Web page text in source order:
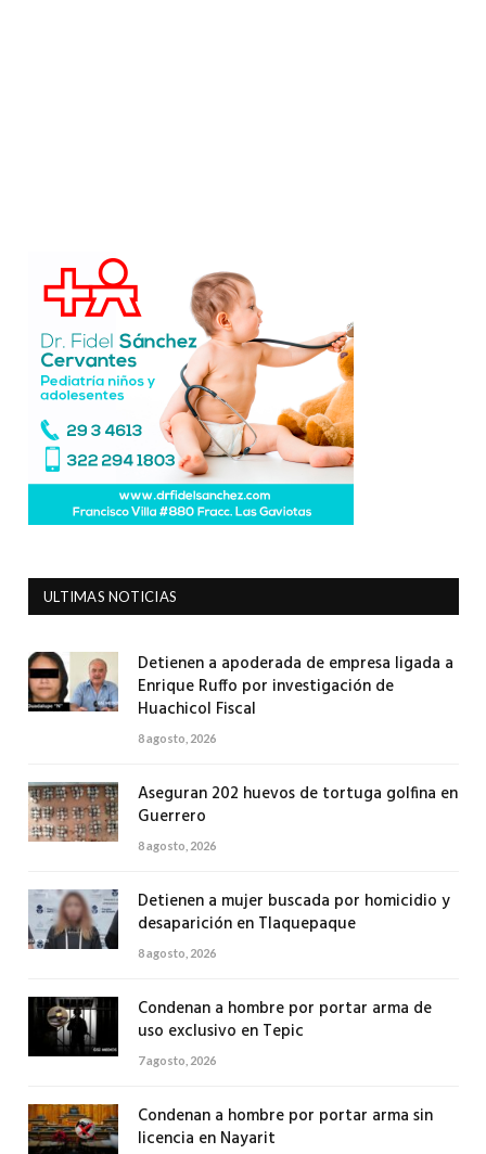
ULTIMAS NOTICIAS
Detienen a apoderada de empresa ligada a
Enrique Ruffo por investigación de
Huachicol Fiscal
8 agosto, 2026
Aseguran 202 huevos de tortuga golfina en
Guerrero
8 agosto, 2026
Detienen a mujer buscada por homicidio y
desaparición en Tlaquepaque
8 agosto, 2026
Condenan a hombre por portar arma de
uso exclusivo en Tepic
7 agosto, 2026
Condenan a hombre por portar arma sin
licencia en Nayarit